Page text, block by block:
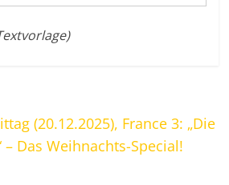
(20.12.2025), France 3: „Die
– Das Weihnachts-Special!